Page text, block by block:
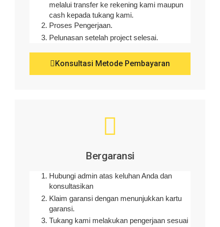
melalui transfer ke rekening kami maupun
cash kepada tukang kami.
Proses Pengerjaan.
Pelunasan setelah project selesai.
Konsultasi Metode Pembayaran
Bergaransi
Hubungi admin atas keluhan Anda dan
konsultasikan
Klaim garansi dengan menunjukkan kartu
garansi.
Tukang kami melakukan pengerjaan sesuai